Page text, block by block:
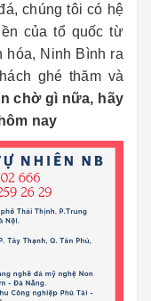
chúng tôi có hệ
của tổ quốc từ
hóa, Ninh Bình ra
ghé thăm và
chờ gì nữa, hãy
nay